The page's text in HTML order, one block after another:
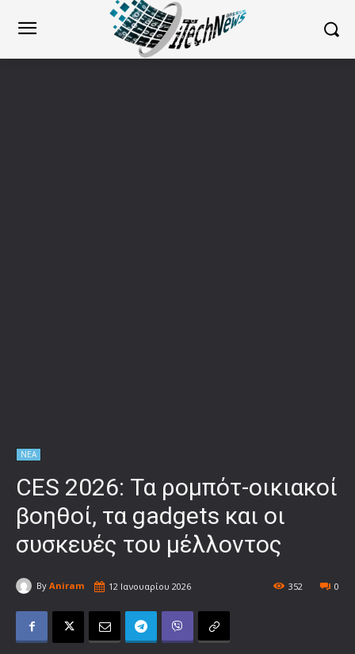
ΝΕΑ
CES 2026: Τα ρομπότ-οικιακοί
βοηθοί, τα gadgets και οι
συσκευές του μέλλοντος
By Aniram 12 Ιανουαρίου 2026 0
352